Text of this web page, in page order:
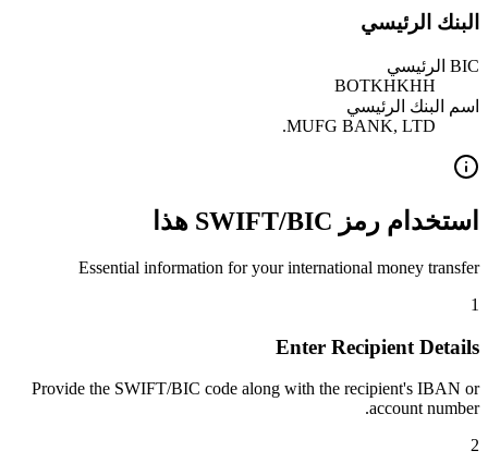
البنك الرئيسي
BIC الرئيسي
BOTKHKHH
اسم البنك الرئيسي
MUFG BANK, LTD.
استخدام رمز SWIFT/BIC هذا
Essential information for your international money transfer
1
Enter Recipient Details
Provide the SWIFT/BIC code along with the recipient's IBAN or
account number.
2